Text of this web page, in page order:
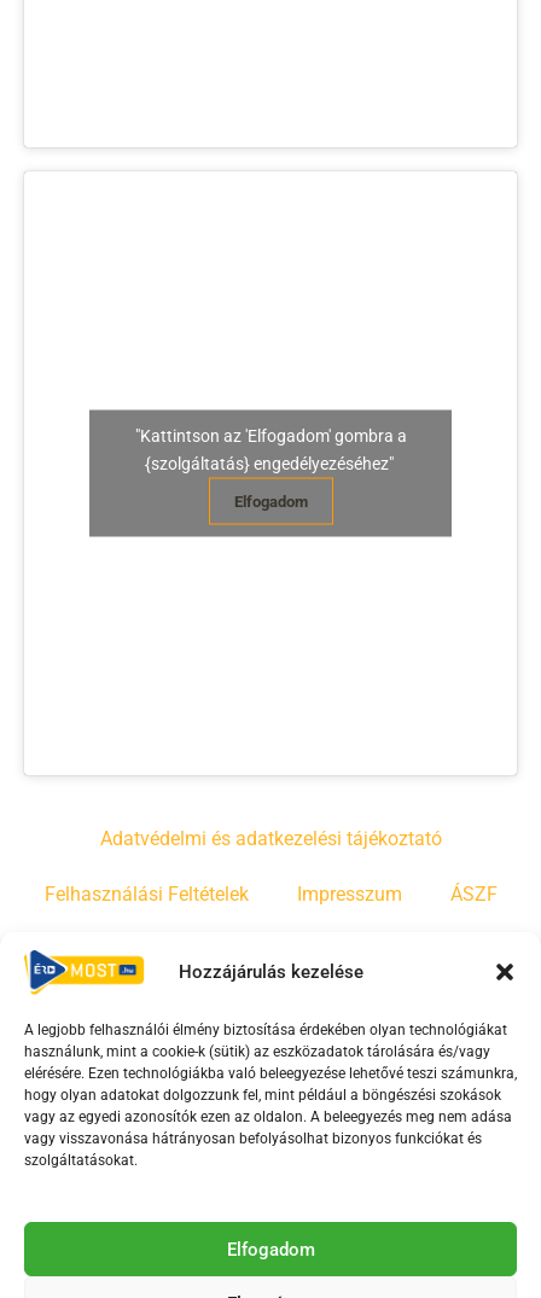
Hozzájárulás kezelése
A legjobb felhasználói élmény biztosítása érdekében olyan technológiákat
használunk, mint a cookie-k (sütik) az eszközadatok tárolására és/vagy
elérésére. Ezen technológiákba való beleegyezése lehetővé teszi számunkra,
hogy olyan adatokat dolgozzunk fel, mint például a böngészési szokások
vagy az egyedi azonosítók ezen az oldalon. A beleegyezés meg nem adása
vagy visszavonása hátrányosan befolyásolhat bizonyos funkciókat és
szolgáltatásokat.
Elfogadom
"Kattintson az 'Elfogadom' gombra a
{szolgáltatás} engedélyezéséhez"
Elfogadom
Adatvédelmi és adatkezelési tájékoztató
Felhasználási Feltételek Impresszum ÁSZF
Irányelvek
F
a
c
e
b
o
-
Y
o
u
t
u
e
s
T
i
k
t
Az Érd Média médiaszolgáltatási tevékenységét a
Médiatanács a Magyar Média Mecenatúra program